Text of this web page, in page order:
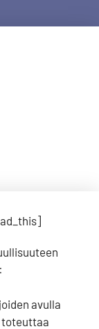
avulla
toteuttaa